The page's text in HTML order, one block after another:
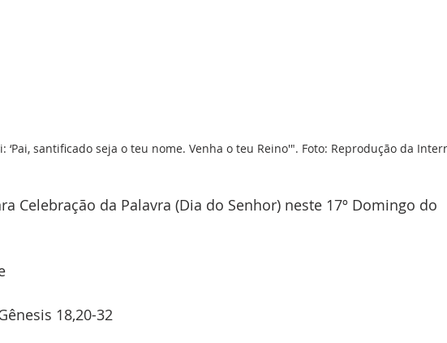
‘Pai, santificado seja o teu nome. Venha o teu Reino'". Foto: Reprodução da
Celebração da Palavra (Dia do Senhor) neste 17º Domingo do
18,20-32